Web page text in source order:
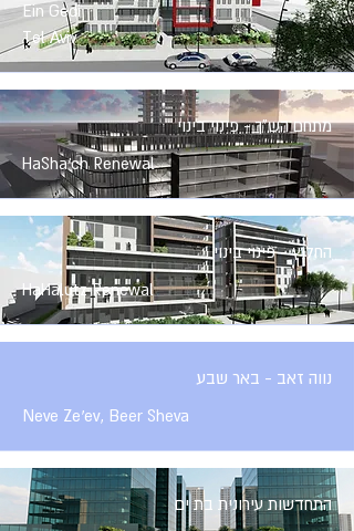
Ein Gedi
Tel Aviv
מתחם הש"ך - פינוי בינוי
HaSha'ch Renewal
החלוץ - פינוי בינוי
HaHalutz Renewal
נווה זאב - באר שבע
Neve Ze'ev, Beer Sheva
התחדשות עירונית בת ים